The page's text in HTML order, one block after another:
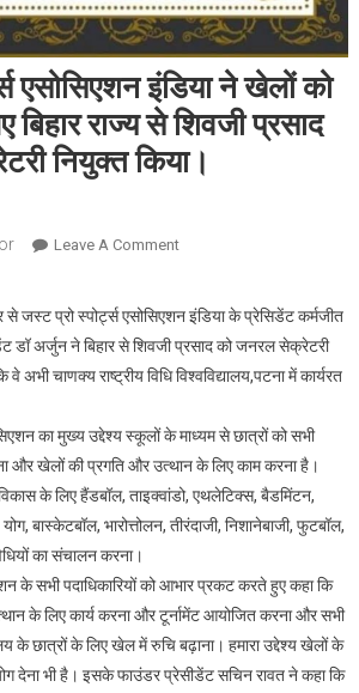
एसोसिएशन इंडिया ने खेलों को
बिहार राज्य से शिवजी प्रसाद
नियुक्त किया।
Leave A CommentOn जस्ट प्रो स्पोर्ट्स एसोसिएशन
को जनरल सेक्रेटरी नियुक्त
किया।
जस्ट प्रो स्पोर्ट्स एसोसिएशन इंडिया के प्रेसिडेंट कर्मजीत
डॉ अर्जुन ने बिहार से शिवजी प्रसाद को जनरल सेक्रेटरी
अभी चाणक्य राष्ट्रीय विधि विश्वविद्यालय,पटना में कार्यरत
का मुख्य उद्देश्य स्कूलों के माध्यम से छात्रों को सभी
और खेलों की प्रगति और उत्थान के लिए काम करना है।
के लिए हैंडबॉल, ताइक्वांडो, एथलेटिक्स, बैडमिंटन,
बास्केटबॉल, भारोत्तोलन, तीरंदाजी, निशानेबाजी, फुटबॉल,
का संचालन करना।
के सभी पदाधिकारियों को आभार प्रकट करते हुए कहा कि
के लिए कार्य करना और टूर्नामेंट आयोजित करना और सभी
के छात्रों के लिए खेल में रुचि बढ़ाना। हमारा उद्देश्य खेलों के
देना भी है। इसके फाउंडर प्रेसीडेंट सचिन रावत ने कहा कि